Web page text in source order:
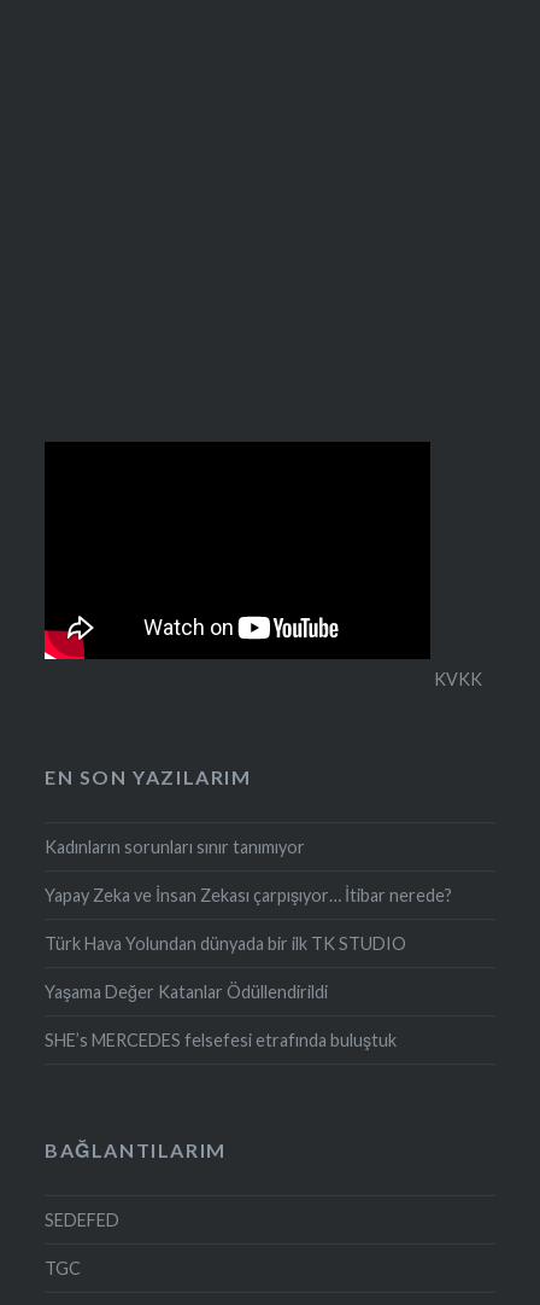
KVKK
EN SON YAZILARIM
Kadınların sorunları sınır tanımıyor
Yapay Zeka ve İnsan Zekası çarpışıyor… İtibar nerede?
Türk Hava Yolundan dünyada bir ilk TK STUDIO
Yaşama Değer Katanlar Ödüllendirildi
SHE’s MERCEDES felsefesi etrafında buluştuk
BAĞLANTILARIM
SEDEFED
TGC